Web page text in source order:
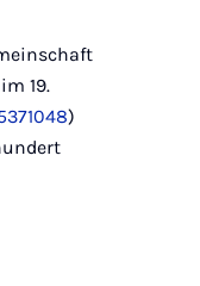
19.
)